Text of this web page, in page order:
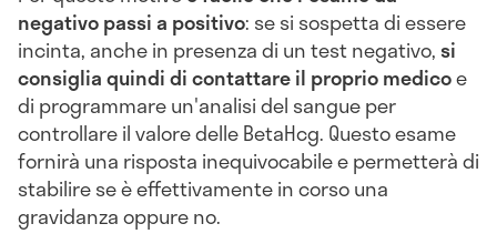
negativo passi a positivo: se si sospetta di essere
incinta, anche in presenza di un test negativo,si
consiglia quindi di contattare il proprio medicoe
di programmare un'analisi del sangue per
controllare il valore delle BetaHcg. Questo esame
fornirà una risposta inequivocabile e permetterà di
stabilire se è effettivamente in corso una
gravidanza oppure no.